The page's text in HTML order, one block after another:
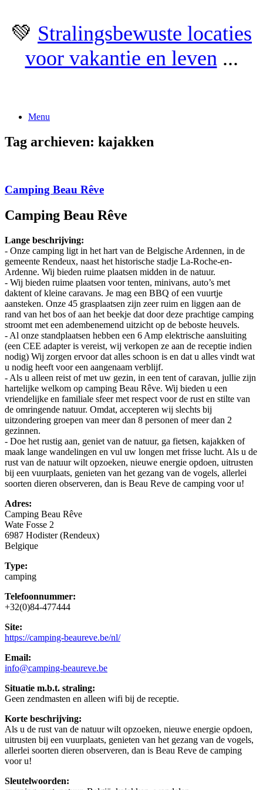
Ga
naar
inhoud
💚 Stralingsbewuste locaties
voor vakantie en leven...
Menu
Tag archieven: kajakken
Camping Beau Rêve
Camping Beau Rêve
Lange beschrijving:
- Onze camping ligt in het hart van de Belgische Ardennen, in de
gemeente Rendeux, naast het historische stadje La-Roche-en-
Ardenne. Wij bieden ruime plaatsen midden in de natuur.
- Wij bieden ruime plaatsen voor tenten, minivans, auto’s met
daktent of kleine caravans. Je mag een BBQ of een vuurtje
aansteken. Onze 45 grasplaatsen zijn zeer ruim en liggen aan de
rand van het bos of aan het beekje dat door deze prachtige camping
stroomt met een adembenemend uitzicht op de beboste heuvels.
- Al onze standplaatsen hebben een 6 Amp elektrische aansluiting
(een CEE adapter is vereist, wij verkopen ze aan de receptie indien
nodig) Wij zorgen ervoor dat alles schoon is en dat u alles vindt wat
u nodig heeft voor een aangenaam verblijf.
- Als u alleen reist of met uw gezin, in een tent of caravan, jullie zijn
hartelijke welkom op camping Beau Rêve. Wij bieden u een
vriendelijke en familiale sfeer met respect voor de rust en stilte van
de omringende natuur. Omdat, accepteren wij slechts bij
uitzondering groepen van meer dan 8 personen of meer dan 2
gezinnen.
- Doe het rustig aan, geniet van de natuur, ga fietsen, kajakken of
maak lange wandelingen en vul uw longen met frisse lucht. Als u de
rust van de natuur wilt opzoeken, nieuwe energie opdoen, uitrusten
bij een vuurplaats, genieten van het gezang van de vogels, allerlei
soorten dieren observeren, dan is Beau Reve de camping voor u!
Adres:
Camping Beau Rêve
Wate Fosse 2
6987 Hodister (Rendeux)
Belgique
Type:
camping
Telefoonnummer:
+32(0)84-477444
Site:
https://camping-beaureve.be/nl/
Email:
info@camping-beaureve.be
Situatie m.b.t. straling:
Geen zendmasten en alleen wifi bij de receptie.
Korte beschrijving:
Als u de rust van de natuur wilt opzoeken, nieuwe energie opdoen,
uitrusten bij een vuurplaats, genieten van het gezang van de vogels,
allerlei soorten dieren observeren, dan is Beau Reve de camping
voor u!
Sleutelwoorden: